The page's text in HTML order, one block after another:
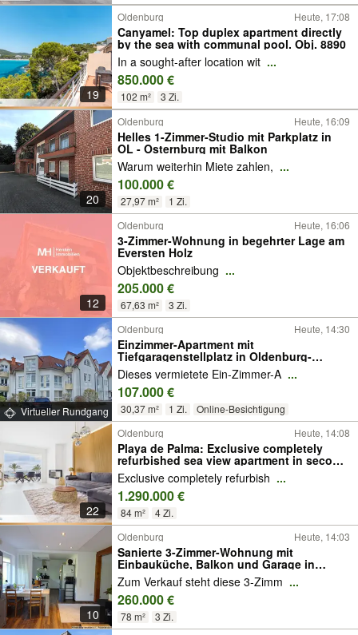
19
Oldenburg Heute, 17:08
Canyamel: Top duplex apartment directly
by the sea with communal pool. Obj. 8890
In a sought-after location wit ...
850.000 €
102 m² 3 Zi.
20
Oldenburg Heute, 16:09
Helles 1-Zimmer-Studio mit Parkplatz in
OL - Osternburg mit Balkon
Warum weiterhin Miete zahlen, ...
100.000 €
27,97 m² 1 Zi.
12
Oldenburg Heute, 16:06
3-Zimmer-Wohnung in begehrter Lage am
Eversten Holz
Objektbeschreibung ...
205.000 €
67,63 m² 3 Zi.
Virtueller Rundgang
Oldenburg Heute, 14:30
Einzimmer-Apartment mit
Tiefgaragenstellplatz in Oldenburg-
Osternburg
Dieses vermietete Ein-Zimmer-A ...
107.000 €
30,37 m² 1 Zi. Online-Besichtigung
22
Oldenburg Heute, 14:08
Playa de Palma: Exclusive completely
refurbished sea view apartment in second
sea line Obj.9889
Exclusive completely refurbish ...
1.290.000 €
84 m² 4 Zi.
10
Oldenburg Heute, 14:03
Sanierte 3-Zimmer-Wohnung mit
Einbauküche, Balkon und Garage in
Oldenburg/ Ohmstede
Zum Verkauf steht diese 3-Zimm ...
260.000 €
78 m² 3 Zi.